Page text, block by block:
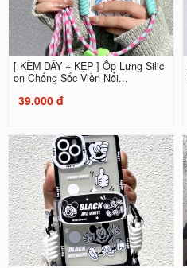
[ KÈM DÂY + KẸP ] Ốp Lưng Silic
on Chống Sốc Viền Nổi...
39.000 đ